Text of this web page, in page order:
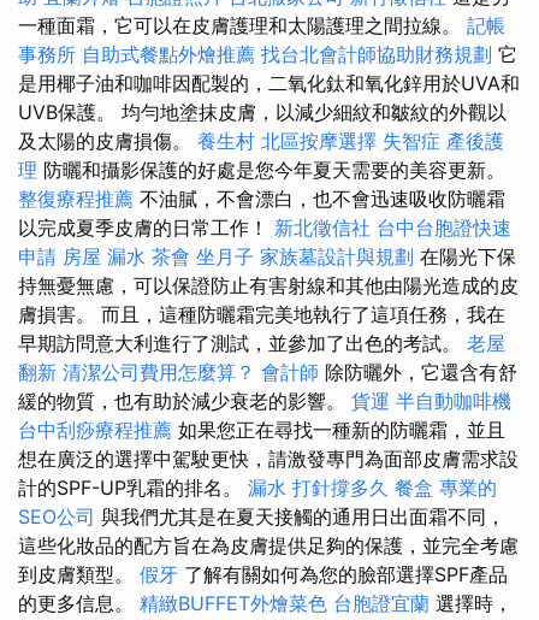
一種面霜，它可以在皮膚護理和太陽護理之間拉線。 記帳
事務所 自助式餐點外燴推薦 找台北會計師協助財務規劃 它
是用椰子油和咖啡因配製的，二氧化鈦和氧化鋅用於UVA和
UVB保護。 均勻地塗抹皮膚，以減少細紋和皺紋的外觀以
及太陽的皮膚損傷。 養生村 北區按摩選擇 失智症 產後護
理 防曬和攝影保護的好處是您今年夏天需要的美容更新。
整復療程推薦 不油膩，不會漂白，也不會迅速吸收防曬霜
以完成夏季皮膚的日常工作！ 新北徵信社 台中台胞證快速
申請 房屋 漏水 茶會 坐月子 家族墓設計與規劃 在陽光下保
持無憂無慮，可以保證防止有害射線和其他由陽光造成的皮
膚損害。 而且，這種防曬霜完美地執行了這項任務，我在
早期訪問意大利進行了測試，並參加了出色的考試。 老屋
翻新 清潔公司費用怎麼算？ 會計師 除防曬外，它還含有舒
緩的物質，也有助於減少衰老的影響。 貨運 半自動咖啡機
台中刮痧療程推薦 如果您正在尋找一種新的防曬霜，並且
想在廣泛的選擇中駕駛更快，請激發專門為面部皮膚需求設
計的SPF-UP乳霜的排名。 漏水 打針撐多久 餐盒 專業的
SEO公司 與我們尤其是在夏天接觸的通用日出面霜不同，
這些化妝品的配方旨在為皮膚提供足夠的保護，並完全考慮
到皮膚類型。 假牙 了解有關如何為您的臉部選擇SPF產品
的更多信息。 精緻BUFFET外燴菜色 台胞證宜蘭 選擇時，